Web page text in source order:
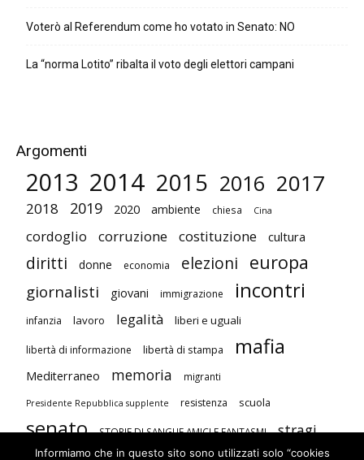
Voterò al Referendum come ho votato in Senato: NO
La “norma Lotito” ribalta il voto degli elettori campani
Argomenti
2013 2014 2015 2016 2017
2018 2019 2020 ambiente chiesa Cina
cordoglio corruzione costituzione cultura
diritti donne economia elezioni europa
giornalisti giovani immigrazione incontri
infanzia lavoro legalità liberi e uguali
libertà di informazione libertà di stampa mafia
Mediterraneo memoria migranti
Presidente Repubblica supplente resistenza scuola
senato STORIE DI SANGUE AMICI E FANTASMI stragi
Informiamo che in questo sito sono utilizzati solo “cookies